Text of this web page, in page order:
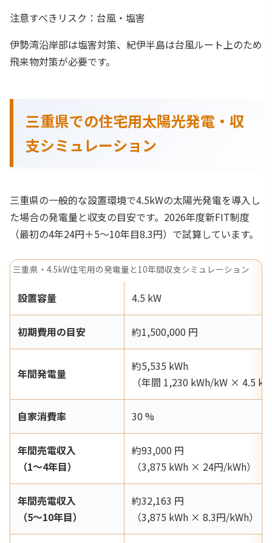
注意すべきリスク：台風・塩害
伊勢湾沿岸部は塩害対策、紀伊半島は台風ルート上のため
飛来物対策が必要です。
三重県での住宅用太陽光発電・収
支シミュレーション
三重県の一般的な設置環境で4.5kWの太陽光発電を導入し
た場合の発電量と収支の目安です。2026年度新FIT制度
（最初の4年24円＋5〜10年目8.3円）で試算しています。
三重県・4.5kW住宅用の発電量と10年間収支シミュレーション
設置容量 4.5 kW
初期費用の目安 約1,500,000 円
年間発電量
約5,535 kWh
（年間 1,230 kWh/kW × 4.5
自家消費率 30 %
年間売電収入
（1〜4年目）
約93,000 円
（3,875 kWh × 24円/kWh）
年間売電収入
（5〜10年目）
約32,163 円
（3,875 kWh × 8.3円/kWh）